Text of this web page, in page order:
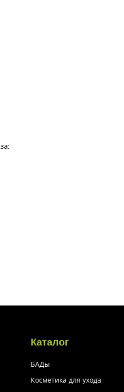
Каталог
БАДы
Косметика для ухода